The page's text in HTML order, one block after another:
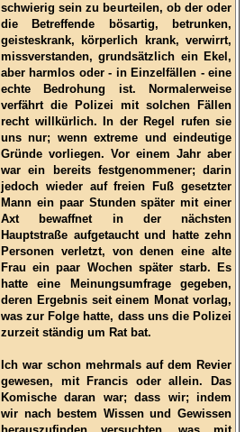
schwierig sein zu beurteilen, ob der oder
die Betreffende bösartig, betrunken,
geisteskrank, körperlich krank, verwirrt,
missverstanden, grundsätzlich ein Ekel,
aber harmlos oder - in Einzelfällen - eine
echte Bedrohung ist. Normalerweise
verfährt die Polizei mit solchen Fällen
recht willkürlich. In der Regel rufen sie
uns nur; wenn extreme und eindeutige
Gründe vorliegen. Vor einem Jahr aber
war ein bereits festgenommener; darin
jedoch wieder auf freien Fuß gesetzter
Mann ein paar Stunden später mit einer
Axt bewaffnet in der nächsten
Hauptstraße aufgetaucht und hatte zehn
Personen verletzt, von denen eine alte
Frau ein paar Wochen später starb. Es
hatte eine Meinungsumfrage gegeben,
deren Ergebnis seit einem Monat vorlag,
was zur Folge hatte, dass uns die Polizei
zurzeit ständig um Rat bat.
Ich war schon mehrmals auf dem Revier
gewesen, mit Francis oder allein. Das
Komische daran war; dass wir; indem
wir nach bestem Wissen und Gewissen